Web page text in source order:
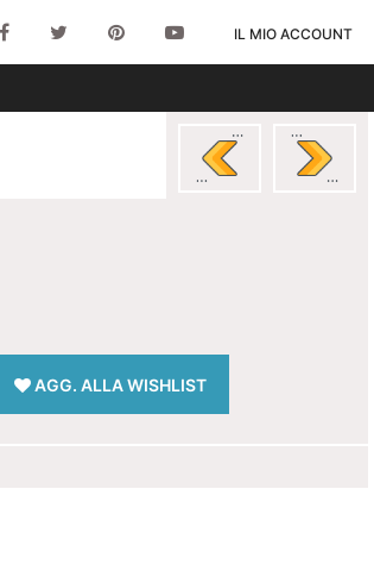
IL MIO ACCOUNT
AGG. ALLA WISHLIST